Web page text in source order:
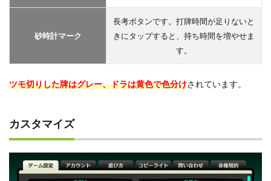
砂時計マーク
長考ボタンです。打牌時間が足りないと
きにタップすると、持ち時間を増やせま
す。
ツモ切りした牌はグレー、ドラは黄色で色分けされています。
カスタマイズ